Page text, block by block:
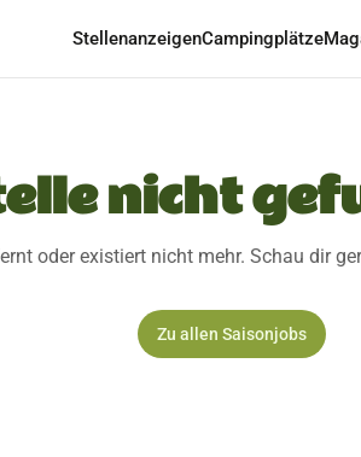
StellenanzeigenCampingplätze
nicht
oder existiert nicht mehr. Schau dir
Zu allen Saisonjobs